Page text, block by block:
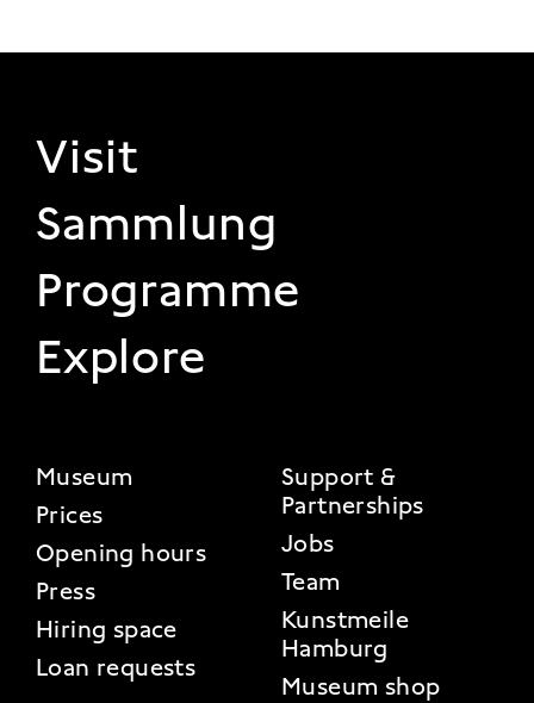
FOOTER 1
Visit
Sammlung
Programme
Explore
FOOTER 2
Museum
Prices
Opening hours
Press
Hiring space
Loan requests
Support &
Partnerships
Jobs
Team
Kunstmeile
Hamburg
Museum shop